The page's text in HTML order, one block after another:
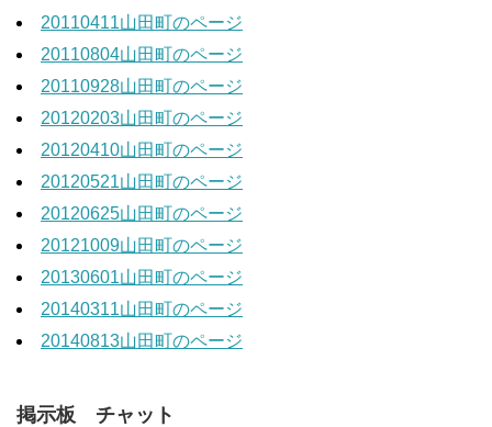
20110411山田町のページ
20110804山田町のページ
20110928山田町のページ
20120203山田町のページ
20120410山田町のページ
20120521山田町のページ
20120625山田町のページ
20121009山田町のページ
20130601山田町のページ
20140311山田町のページ
20140813山田町のページ
掲示板 チャット